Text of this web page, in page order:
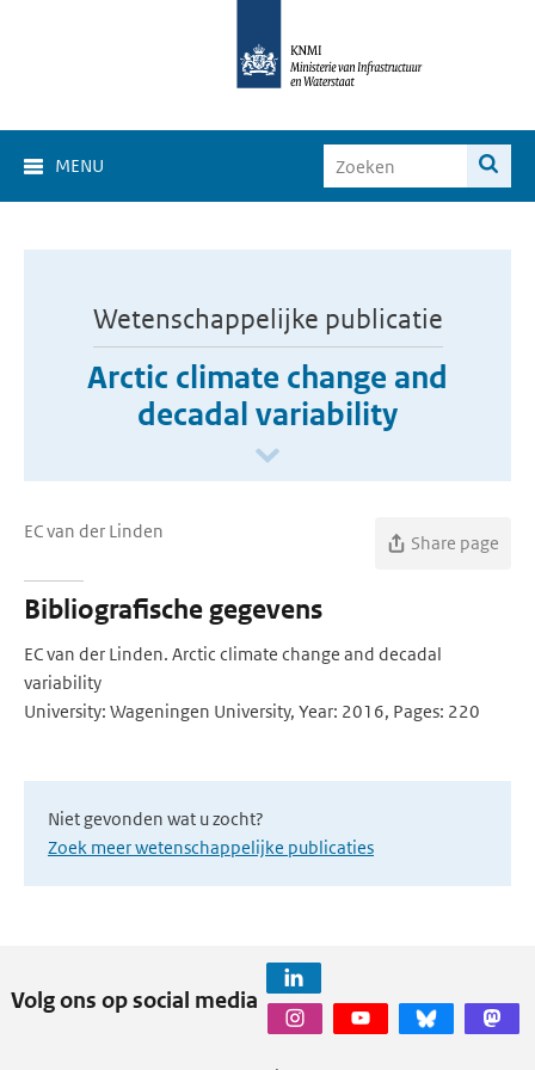
MENU
Wetenschappelijke publicatie
Arctic climate change and
decadal variability
EC van der Linden
Share page
Bibliografische gegevens
EC van der Linden. Arctic climate change and decadal
variability
University: Wageningen University, Year: 2016, Pages: 220
Niet gevonden wat u zocht?
Zoek meer wetenschappelijke publicaties
Volg ons op social media